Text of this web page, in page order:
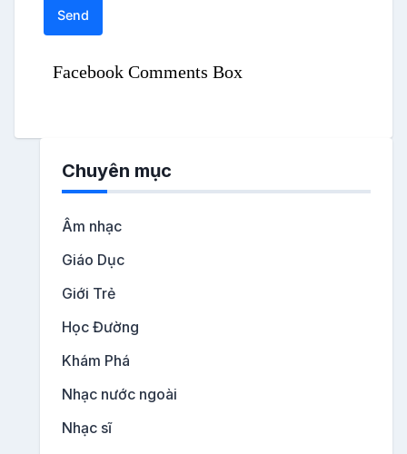
Facebook Comments Box
Chuyên mục
Âm nhạc
Giáo Dục
Giới Trẻ
Học Đường
Khám Phá
Nhạc nước ngoài
Nhạc sĩ